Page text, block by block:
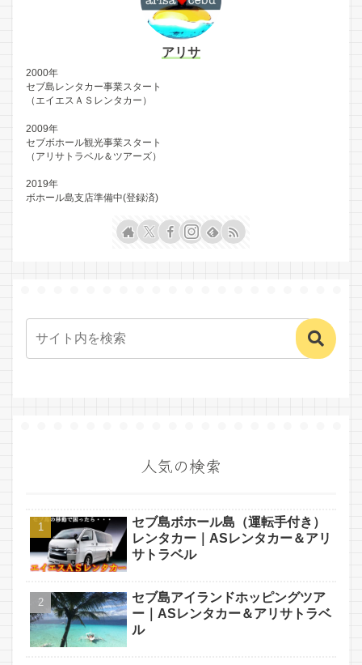
アリサ
2000年
セブ島レンタカー事業スタート
（エイエスＡＳレンタカー）
2009年
セブボホール観光事業スタート
（アリサトラベル＆ツアーズ）
2019年
ボホール島支店準備中(登録済)
人気の検索
セブ島ボホール島（運転手付き）
レンタカー｜ASレンタカー＆アリ
サトラベル
セブ島アイランドホッピングツア
ー｜ASレンタカー＆アリサトラベ
ル